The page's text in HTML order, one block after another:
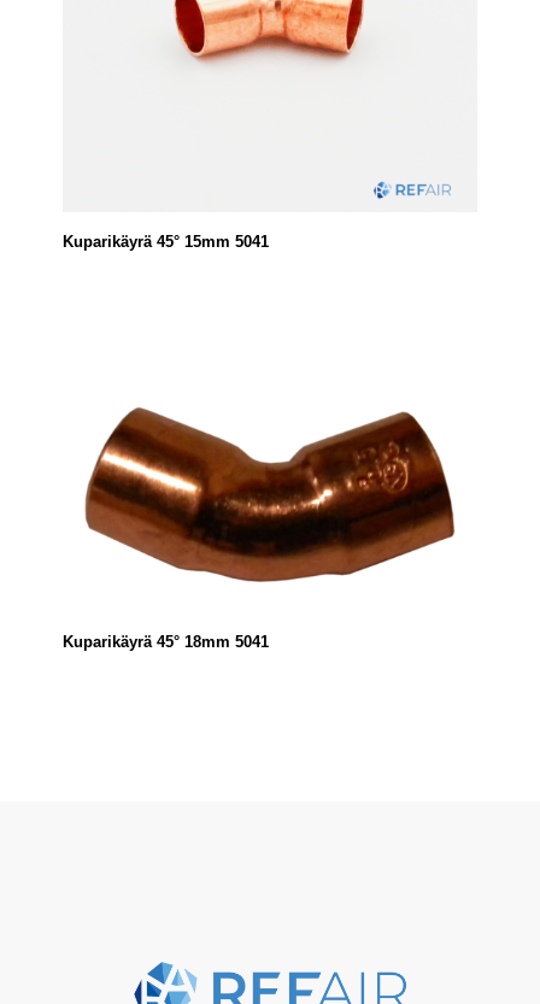
Kuparikäyrä 45° 15mm 5041
Kuparikäyrä 45° 18mm 5041